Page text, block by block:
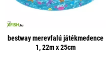
bestway merevfalú játékmedence
1, 22m x 25cm